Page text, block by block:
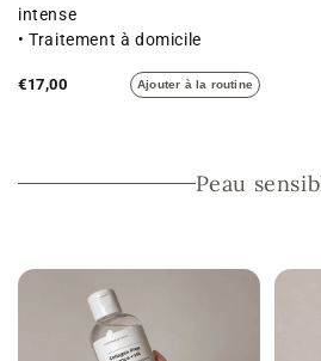
intense
• Traitement à domicile
€17,00 Ajouter à la routine
Peau